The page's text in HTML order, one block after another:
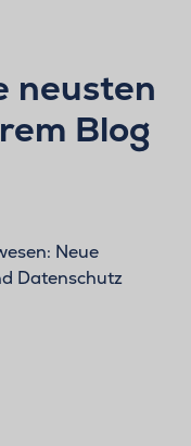
neusten
Blog